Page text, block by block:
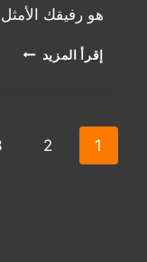
هو رفيقك
إقرأ المزيد تاكسي
تنقل
1
2